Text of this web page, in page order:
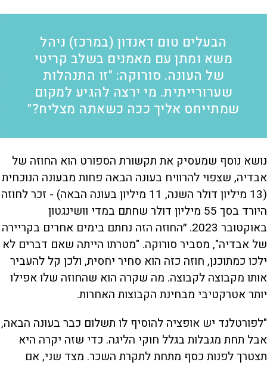
הבעלים טום דאנדון (במרכז) ניהל
משא ומתן עם מאמנים בשלב קריטי
של העונה. סורוקה: "זו התנהלות
שערורייתית. מי ירצה להגיע למקום
שמתייחס אליך ככה כשאתה מצליח?"
נושא נוסף שמעסיק את תקשורת הספורט הוא החוזה של
אבדיה, שצפוי להרוויח בעונה הבאה פחות מבעונה הנוכחית
(13 מיליון דולר השנה, 11 מיליון בעונה הבאה) - זכר לחוזה
היורד בסך 55 מיליון דולר שחתם במדי וושינגטון
באוקטובר 2023. ״החוזה הזה נחתם בימים אחרים בקריירה
של אבדיה", מסביר סורוקה. "מטרתו הייתה שאם דברים לא
ילכו כמתוכנן, חוזה כזה הוא סחיר יחסית, ולכן קל להעביר
אותו מקבוצה לקבוצה. מה שקרה הוא שהחוזה שלו אפילו
יותר אטרקטיבי מבחינת הקבוצות האחרות.
"לפורטלנד יש אופציה להוסיף לו תשלום כבר בעונה הבאה,
אבל תחת מגבלות בגלל חוקי הליגה. כדי שזה יקרה היא
תצטרך לפנות כסף מתחת לתקרת השכר. מצד שני, אם